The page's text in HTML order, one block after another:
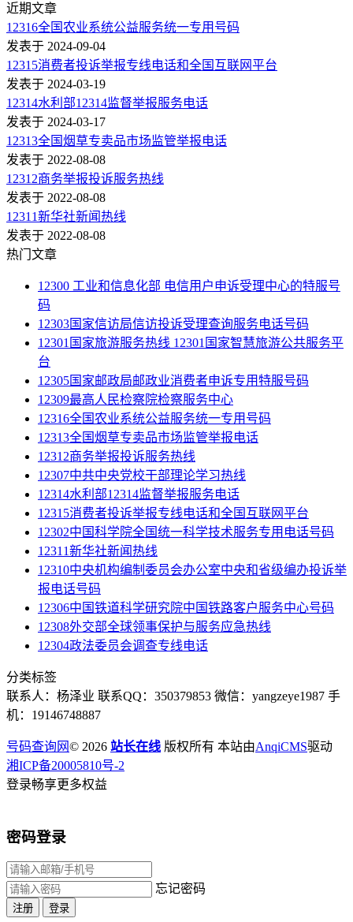
近期文章
12316全国农业系统公益服务统一专用号码
发表于 2024-09-04
12315消费者投诉举报专线电话和全国互联网平台
发表于 2024-03-19
12314水利部12314监督举报服务电话
发表于 2024-03-17
12313全国烟草专卖品市场监管举报电话
发表于 2022-08-08
12312商务举报投诉服务热线
发表于 2022-08-08
12311新华社新闻热线
发表于 2022-08-08
热门文章
12300 工业和信息化部 电信用户申诉受理中心的特服号
码
12303国家信访局信访投诉受理查询服务电话号码
12301国家旅游服务热线 12301国家智慧旅游公共服务平
台
12305国家邮政局邮政业消费者申诉专用特服号码
12309最高人民检察院检察服务中心
12316全国农业系统公益服务统一专用号码
12313全国烟草专卖品市场监管举报电话
12312商务举报投诉服务热线
12307中共中央党校干部理论学习热线
12314水利部12314监督举报服务电话
12315消费者投诉举报专线电话和全国互联网平台
12302中国科学院全国统一科学技术服务专用电话号码
12311新华社新闻热线
12310中央机构编制委员会办公室中央和省级编办投诉举
报电话号码
12306中国铁道科学研究院中国铁路客户服务中心号码
12308外交部全球领事保护与服务应急热线
12304政法委员会调查专线电话
分类标签
联系人：杨泽业 联系QQ：350379853 微信：yangzeye1987 手
机：19146748887
号码查询网© 2026 站长在线 版权所有 本站由AnqiCMS驱动
湘ICP备20005810号-2
登录畅享更多权益
密码登录
忘记密码
注册 登录